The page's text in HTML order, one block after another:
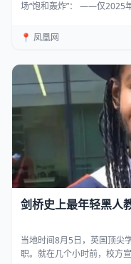
场“饱和轰炸”： ——仅2025
📍 凤凰网
剑桥史上最年轻黑人
当地时间8月5日，英国顶尖
职。就在几个小时前，校方